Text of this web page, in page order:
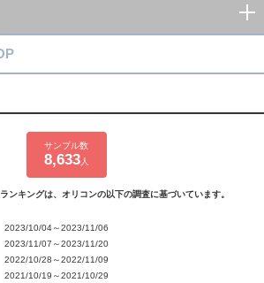
サンプル数
8,633人
ンキングは、オリコンの以下の調査に基づいています。
2023/10/04～2023/11/06
2023/11/07～2023/11/20
2022/10/28～2022/11/09
2021/10/19～2021/10/29